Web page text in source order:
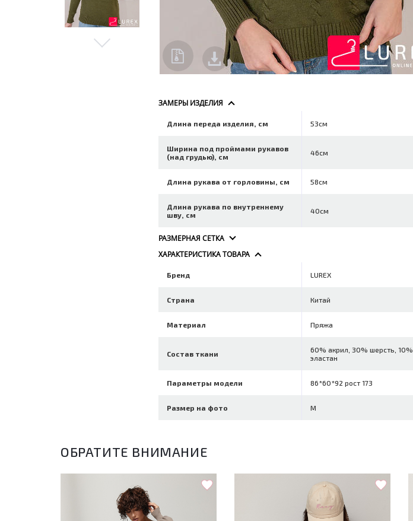
ЗАМЕРЫ ИЗДЕЛИЯ
Длина переда изделия, см 53см
Ширина под проймами рукавов
(над грудью), см
46см
Длина рукава от горловины, см 58см
Длина рукава по внутреннему
шву, см
40см
РАЗМЕРНАЯ СЕТКА
ХАРАКТЕРИСТИКА ТОВАРА
Бренд LUREX
Страна Китай
Материал Пряжа
Состав ткани
60% акрил, 30% шерсть, 10%
эластан
Параметры модели 86*60*92 рост 173
Размер на фото M
ОБРАТИТЕ ВНИМАНИЕ